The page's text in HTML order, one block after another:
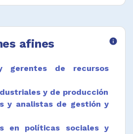
como los resultados
comprender los diversos
afines.
afines info
gerentes de recursos
y de producción
y analistas de gestión y
en políticas sociales y